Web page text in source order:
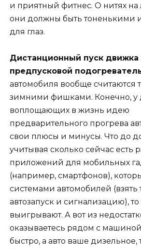
и приятный фитнес. О нитях на
они должны быть тоненькими
для глаз.
Дистанционный пуск движка
предпусковой
автомобиля вообще считаются
зимними фишками. Конечно, у
воплощающих в жизнь идею
предварительного прогрева
свои плюсы и минусы. Что до
учитывая сколько сейчас есть
приложений для мобильных
(например, смартфонов),
системами автомобилей (взять
автозапуск и сигнализацию),
выигрывают. А вот из
оказываетесь рядом с
быстро, а авто ваше дизельное,